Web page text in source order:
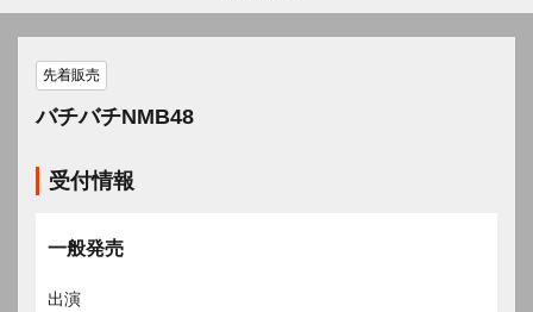
先着販売
バチバチNMB48
受付情報
一般発売
出演